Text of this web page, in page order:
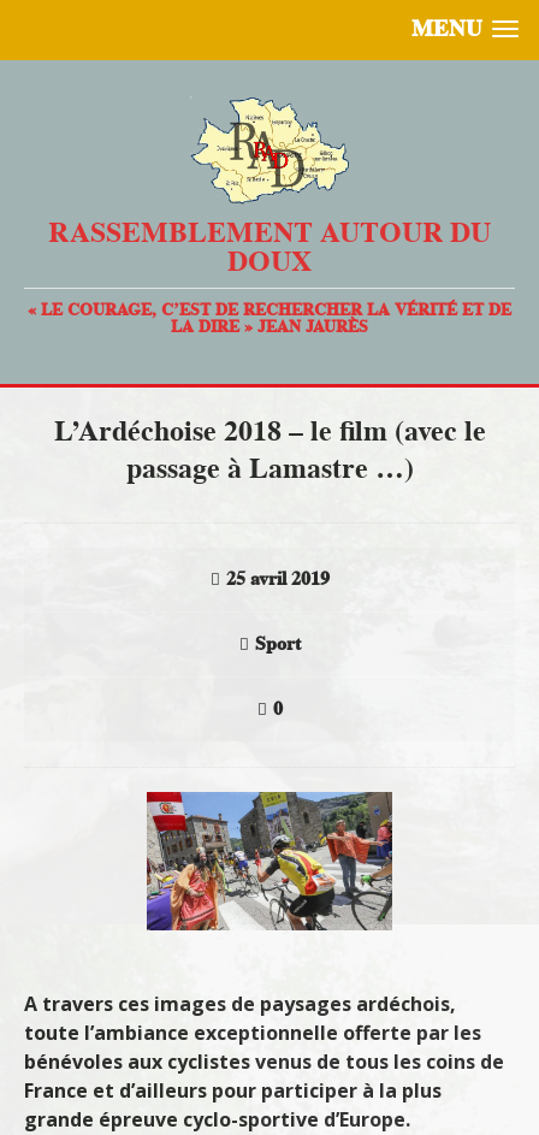
MENU
RASSEMBLEMENT AUTOUR DU
DOUX
« LE COURAGE, C’EST DE RECHERCHER LA VÉRITÉ ET DE
LA DIRE » JEAN JAURÈS
L’Ardéchoise 2018 – le film (avec le
passage à Lamastre …)
25 avril 2019
Sport
0
A travers ces images de paysages ardéchois,
toute l’ambiance exceptionnelle offerte par les
bénévoles aux cyclistes venus de tous les coins de
France et d’ailleurs pour participer à la plus
grande épreuve cyclo-sportive d’Europe.